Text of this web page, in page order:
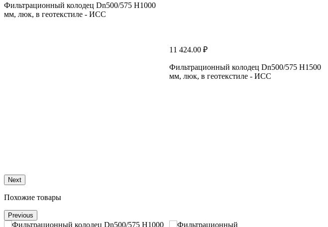
Фильтрационный колодец Dn500/575 H1000
мм, люк, в геотекстиле - ИСС
11 424.00 ₽
Фильтрационный колодец Dn500/575 H1500
мм, люк, в геотекстиле - ИСС
Next
Похожие товары
Previous